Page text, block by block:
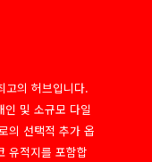
의 허브입니다.
및 소규모 다일
의 선택적 추가 옵
유적지를 포함합